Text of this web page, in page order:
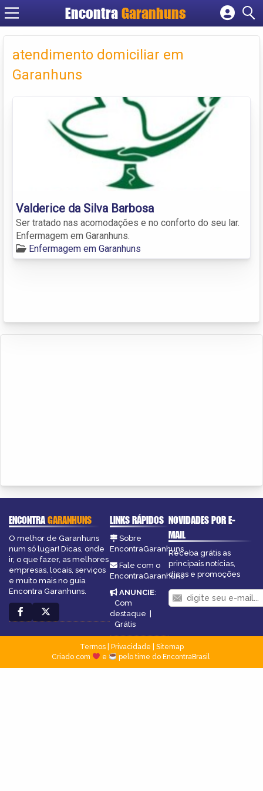
EncontraGaranhuns
Cadastrar empresa
Criar conta
atendimento domiciliar em
Garanhuns
Valderice da Silva Barbosa
Ser tratado nas acomodações e no conforto do seu lar.
Enfermagem em Garanhuns.
Enfermagem em Garanhuns
ENCONTRAGARANHUNS
O melhor de Garanhuns
num só lugar! Dicas, onde
ir, o que fazer, as melhores
empresas, locais, serviços
e muito mais no guia
Encontra Garanhuns.
LINKS RÁPIDOS
Sobre
EncontraGaranhuns
Fale com o
EncontraGaranhuns
ANUNCIE:
Com
destaque |
Grátis
NOVIDADES POR E-
MAIL
Receba grátis as
principais notícias,
dicas e promoções
Termos| Privacidade
Sitemap
Criado com
e pelo time do EncontraBrasil